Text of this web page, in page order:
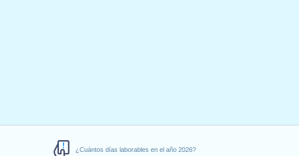
¿Cuántos días laborables en el año 2026?